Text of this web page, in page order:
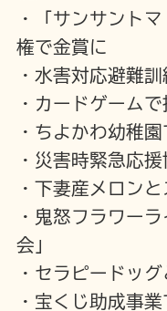
・「サンサント
権で金賞に
・水害対応避難
・カードゲーム
・ちよかわ幼稚
・災害時緊急応
・下妻産メロン
・鬼怒フラワー
会」
・セラピードッ
・宝くじ助成事